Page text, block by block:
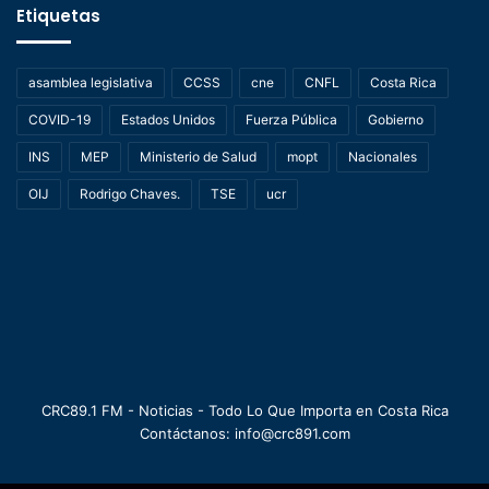
Etiquetas
asamblea legislativa CCSS cne CNFL Costa Rica
COVID-19 Estados Unidos Fuerza Pública Gobierno
INS MEP Ministerio de Salud mopt Nacionales
OIJ Rodrigo Chaves. TSE ucr
CRC89.1 FM - Noticias - Todo Lo Que Importa en Costa Rica
Contáctanos: info@crc891.com